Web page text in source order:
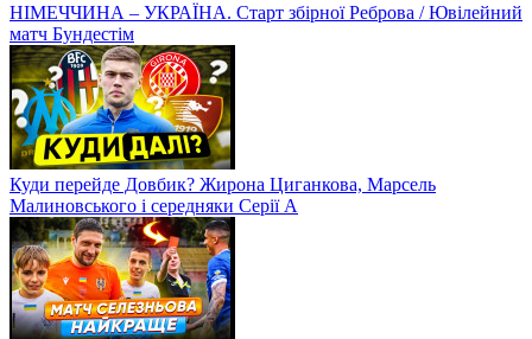
НІМЕЧЧИНА – УКРАЇНА. Старт збірної Реброва / Ювілейний
матч Бундестім
Куди перейде Довбик? Жирона Циганкова, Марсель
Малиновського і середняки Серії А